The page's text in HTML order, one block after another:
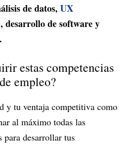
de datos, UX
desarrollo de software y
estas competencias
empleo?
y tu ventaja competitiva como
al máximo todas las
para desarrollar tus